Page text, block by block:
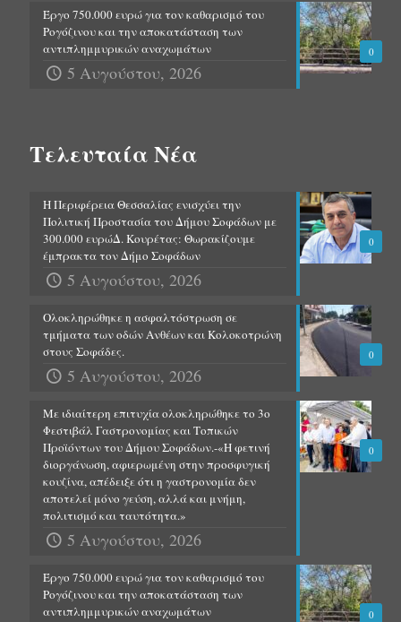
0
Έργο 750.000 ευρώ για τον καθαρισμό του
Ρογόζινου και την αποκατάσταση των
αντιπλημμυρικών αναχωμάτων
5 Αυγούστου, 2026
Τελευταία Νέα
0
Η Περιφέρεια Θεσσαλίας ενισχύει την
Πολιτική Προστασία του Δήμου Σοφάδων με
300.000 ευρώΔ. Κουρέτας: Θωρακίζουμε
έμπρακτα τον Δήμο Σοφάδων
5 Αυγούστου, 2026
0
Ολοκληρώθηκε η ασφαλτόστρωση σε
τμήματα των οδών Ανθέων και Κολοκοτρώνη
στους Σοφάδες.
5 Αυγούστου, 2026
0
Με ιδιαίτερη επιτυχία ολοκληρώθηκε το 3ο
Φεστιβάλ Γαστρονομίας και Τοπικών
Προϊόντων του Δήμου Σοφάδων.-«Η φετινή
διοργάνωση, αφιερωμένη στην προσφυγική
κουζίνα, απέδειξε ότι η γαστρονομία δεν
αποτελεί μόνο γεύση, αλλά και μνήμη,
πολιτισμό και ταυτότητα.»
5 Αυγούστου, 2026
0
Έργο 750.000 ευρώ για τον καθαρισμό του
Ρογόζινου και την αποκατάσταση των
αντιπλημμυρικών αναχωμάτων